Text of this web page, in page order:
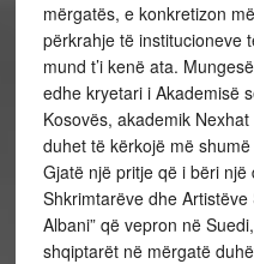
mërgatës, e konkretizon
përkrahje të institucioneve
mund t’i kenë ata.
edhe kryetari i Akademisë
Kosovës, akademik
duhet të kërkojë më
Gjatë një pritje që i bëri
Shkrimtarëve dhe Artistëve
Albani” që vepron në
shqiptarët në mërgatë